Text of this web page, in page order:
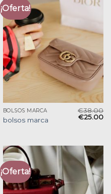
¡Oferta!
BOLSOS MARCA
bolsos marca
€38.00
€25.00
¡Oferta!